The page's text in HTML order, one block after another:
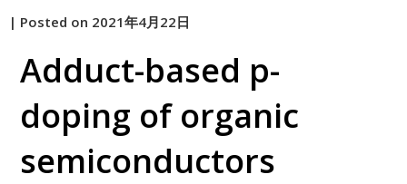
by
| Posted on 2021年4月22日
Adduct-based p-
doping of organic
semiconductors